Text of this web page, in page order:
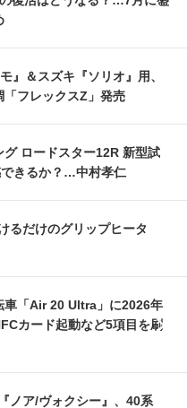
』＆スズキ『ソリオ』用、
「フレックスZ」発売
グ ロードスター12R 新型試
きるか？…中村孝仁
るだけのグリップヒータ
車「Air 20 Ultra」に2026年
カード起動など5項目を刷
ノア/ヴォクシー』、40系